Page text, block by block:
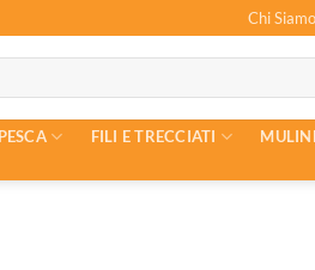
Chi Siamo
FILI E TRECCIATI